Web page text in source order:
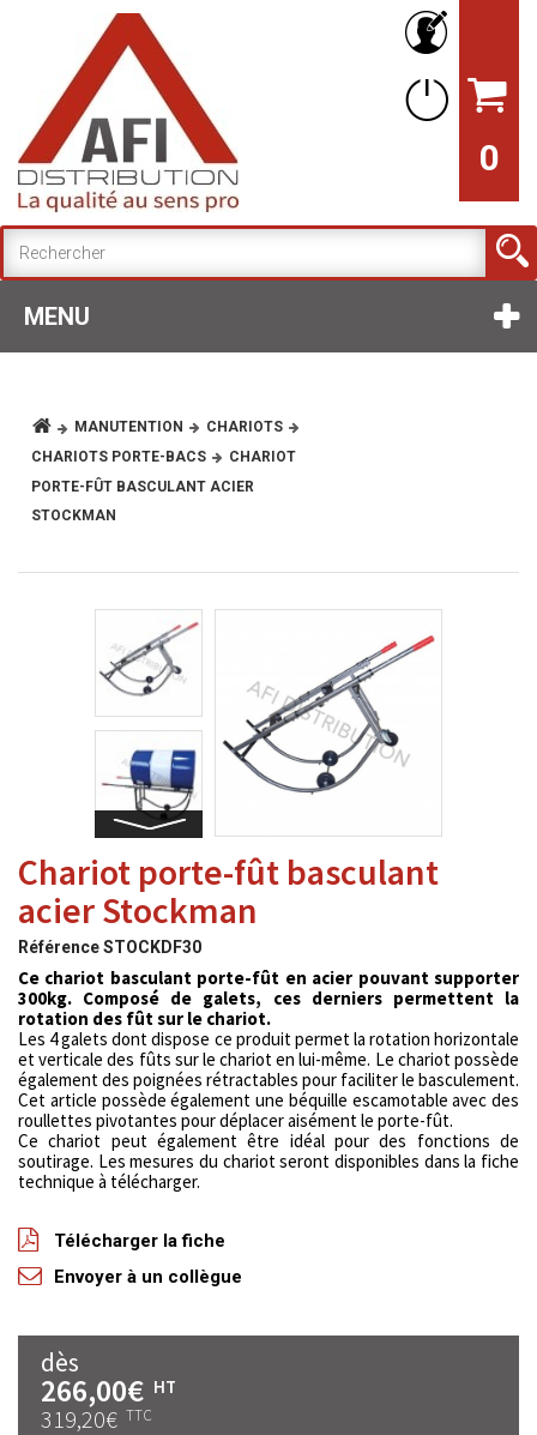
0
MENU
MANUTENTION
CHARIOTS
CHARIOTS PORTE-BACS
CHARIOT
PORTE-FÛT BASCULANT ACIER
STOCKMAN
Chariot porte-fût basculant
acier Stockman
RéférenceSTOCKDF30
Ce chariot basculant porte-fût en acier pouvant supporter
300kg. Composé de galets, ces derniers permettent la
rotation des fût sur le chariot.
Les 4 galets dont dispose ce produit permet la rotation horizontale
et verticale des fûts sur le chariot en lui-même. Le chariot possède
également des poignées rétractables pour faciliter le basculement.
Cet article possède également une béquille escamotable avec des
roullettes pivotantes pour déplacer aisément le porte-fût.
Ce chariot peut également être idéal pour des fonctions de
soutirage. Les mesures du chariot seront disponibles dans la fiche
technique à télécharger.
Télécharger la fiche
Envoyer à un collègue
dès
266,00€ HT
319,20€ TTC